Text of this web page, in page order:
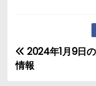
投
稿
2024年1月9日
情報